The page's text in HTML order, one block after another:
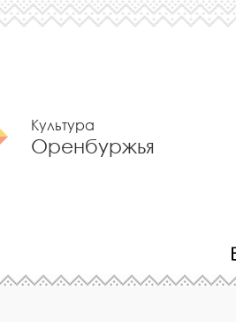
Культура
Оренбуржья